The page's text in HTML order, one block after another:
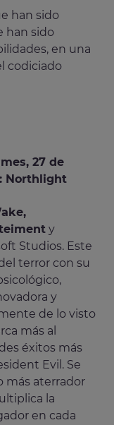
han sido
han sido
en una
codiciado
27 de
Northlight
y
Studios. Este
terror con su
y
de lo visto
más al
éxitos más
Evil. Se
aterrador
la
en cada